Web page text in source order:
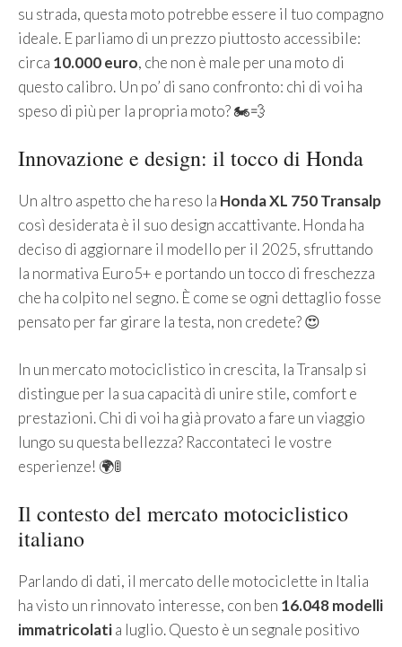
su strada, questa moto potrebbe essere il tuo compagno
ideale. E parliamo di un prezzo piuttosto accessibile:
circa 10.000 euro, che non è male per una moto di
questo calibro. Un po’ di sano confronto: chi di voi ha
speso di più per la propria moto? 🏍️💨
Innovazione e design: il tocco di Honda
Un altro aspetto che ha reso la Honda XL 750 Transalp
così desiderata è il suo design accattivante. Honda ha
deciso di aggiornare il modello per il 2025, sfruttando
la normativa Euro5+ e portando un tocco di freschezza
che ha colpito nel segno. È come se ogni dettaglio fosse
pensato per far girare la testa, non credete? 😍
In un mercato motociclistico in crescita, la Transalp si
distingue per la sua capacità di unire stile, comfort e
prestazioni. Chi di voi ha già provato a fare un viaggio
lungo su questa bellezza? Raccontateci le vostre
esperienze! 🌍🚦
Il contesto del mercato motociclistico
italiano
Parlando di dati, il mercato delle motociclette in Italia
ha visto un rinnovato interesse, con ben 16.048 modelli
immatricolatia luglio. Questo è un segnale positivo